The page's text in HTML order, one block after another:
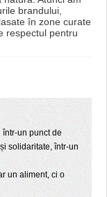
brandului,
în zone curate
respectul pentru
într-un punct de
solidaritate, într-un
un aliment, ci o